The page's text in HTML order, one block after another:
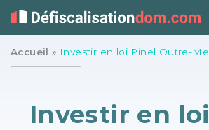
Accueil » Investir en loi Pinel Outre-
Investir en